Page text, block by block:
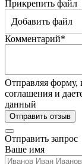
Прикрепить файл
Добавить файл
Комментарий*
Отправляя форму,
соглашения и
данный
Отправить отзыв
Отправить запрос
Ваше имя